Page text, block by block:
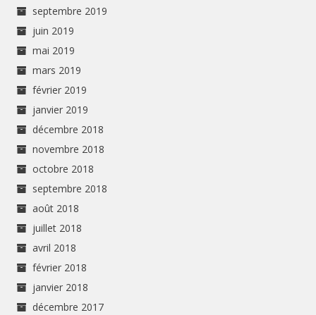
septembre 2019
juin 2019
mai 2019
mars 2019
février 2019
janvier 2019
décembre 2018
novembre 2018
octobre 2018
septembre 2018
août 2018
juillet 2018
avril 2018
février 2018
janvier 2018
décembre 2017